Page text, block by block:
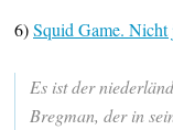
6)Squid Game. Nicht
Es ist der
Bregman, der in